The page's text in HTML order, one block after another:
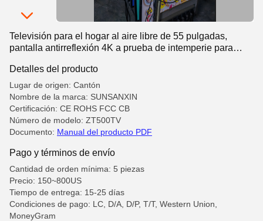
Televisión para el hogar al aire libre de 55 pulgadas,
pantalla antirreflexión 4K a prueba de intemperie para
Detalles del producto
Lugar de origen: Cantón
Nombre de la marca: SUNSANXIN
Certificación: CE ROHS FCC CB
Número de modelo: ZT500TV
Documento: Manual del producto PDF
Pago y términos de envío
Cantidad de orden mínima: 5 piezas
Precio: 150~800US
Tiempo de entrega: 15-25 días
Condiciones de pago: LC, D/A, D/P, T/T, Western Union,
MoneyGram